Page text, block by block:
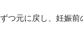
つ元に戻し、妊娠前